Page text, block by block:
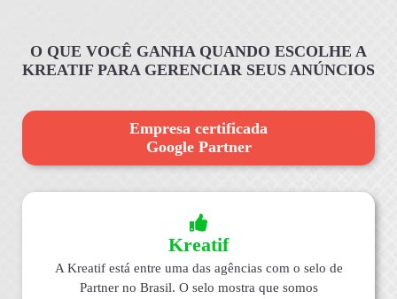
O QUE VOCÊ GANHA QUANDO ESCOLHE A
KREATIF PARA GERENCIAR SEUS ANÚNCIOS
Empresa certificada
Google Partner
Kreatif
A Kreatif está entre uma das agências com o selo de
Partner no Brasil. O selo mostra que somos